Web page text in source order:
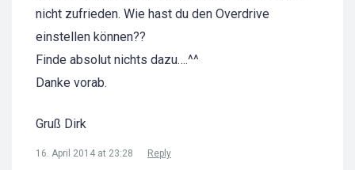
nicht zufrieden. Wie hast du den Overdrive
einstellen können??
Finde absolut nichts dazu….^^
Danke vorab.
Gruß Dirk
16. April 2014 at 23:28 Reply